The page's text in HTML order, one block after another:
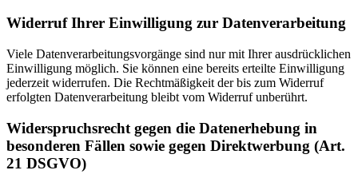
Widerruf Ihrer Einwilligung zur Datenverarbeitung
Viele Datenverarbeitungsvorgänge sind nur mit Ihrer ausdrücklichen
Einwilligung möglich. Sie können eine bereits erteilte Einwilligung
jederzeit widerrufen. Die Rechtmäßigkeit der bis zum Widerruf
erfolgten Datenverarbeitung bleibt vom Widerruf unberührt.
Widerspruchsrecht gegen die Datenerhebung in
besonderen Fällen sowie gegen Direktwerbung (Art.
21 DSGVO)